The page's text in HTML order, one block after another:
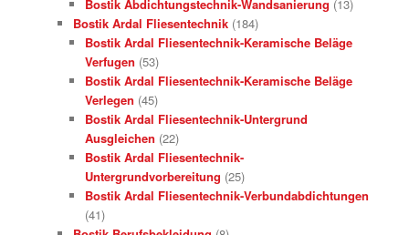
Bostik Abdichtungstechnik-Wandsanierung (13)
Bostik Ardal Fliesentechnik (184)
Bostik Ardal Fliesentechnik-Keramische Beläge
Verfugen (53)
Bostik Ardal Fliesentechnik-Keramische Beläge
Verlegen (45)
Bostik Ardal Fliesentechnik-Untergrund
Ausgleichen (22)
Bostik Ardal Fliesentechnik-
Untergrundvorbereitung (25)
Bostik Ardal Fliesentechnik-Verbundabdichtungen
(41)